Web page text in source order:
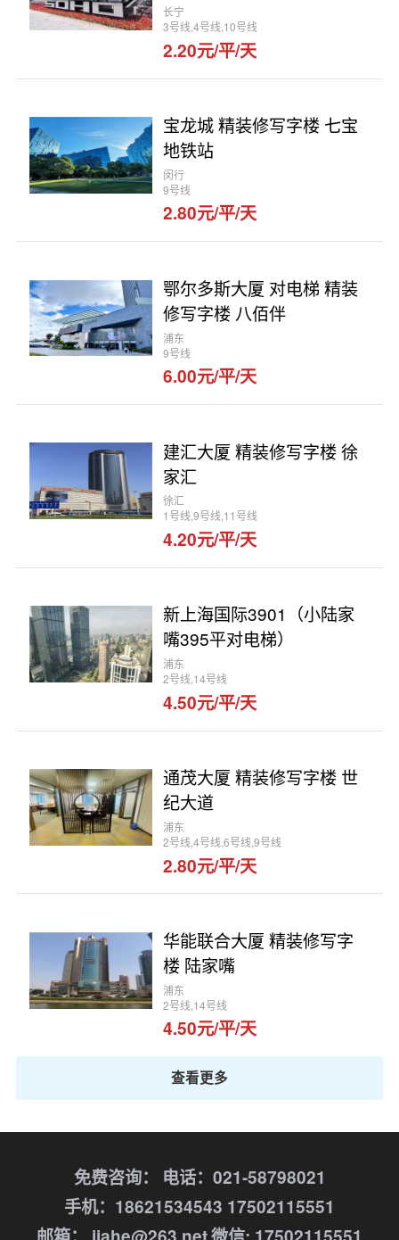
长宁
3号线,4号线,10号线
2.20元/平/天
宝龙城 精装修写字楼 七宝
地铁站
闵行
9号线
2.80元/平/天
鄂尔多斯大厦 对电梯 精装
修写字楼 八佰伴
浦东
9号线
6.00元/平/天
建汇大厦 精装修写字楼 徐
家汇
徐汇
1号线,9号线,11号线
4.20元/平/天
新上海国际3901（小陆家
嘴395平对电梯）
浦东
2号线,14号线
4.50元/平/天
通茂大厦 精装修写字楼 世
纪大道
浦东
2号线,4号线,6号线,9号线
2.80元/平/天
华能联合大厦 精装修写字
楼 陆家嘴
浦东
2号线,14号线
4.50元/平/天
查看更多
免费咨询：
电话：021-58798021
手机：18621534543 17502115551